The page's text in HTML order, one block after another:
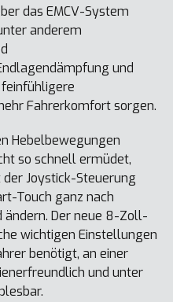
das EMCV-System
anderem
und
Fahrerkomfort sorgen.
Hebelbewegungen
so schnell ermüdet,
Joystick-Steuerung
Touch ganz nach
Der neue 8-Zoll-
wichtigen Einstellungen
benötigt, an einer
und unter